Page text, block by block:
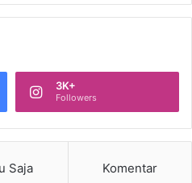
3K+
Followers
Saja Komentar